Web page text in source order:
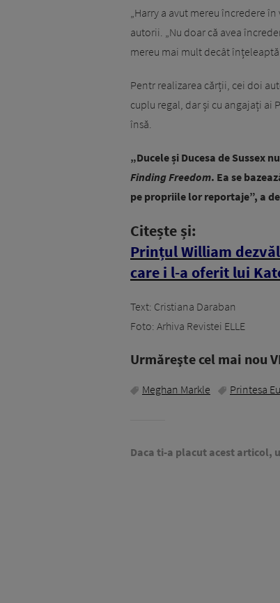
„Harry a avut mereu încredere
autorii. „Nu doar că avea
mereu mai mult decât înțeleaptă
Pentr realizarea cărții, cei doi
cuplu regal, dar și cu angajați ai
însă.
„Ducele și Ducesa de Sussex
Finding Freedom. Ea se
pe propriile lor reportaje”, a
Citește și:
Prințul William
care i l-a oferit lui
Text: Cristiana Daraban
Foto: Arhiva Revistei ELLE
Urmăreşte cel mai nou
Meghan Markle Printesa
Daca ti-a placut acest articol,